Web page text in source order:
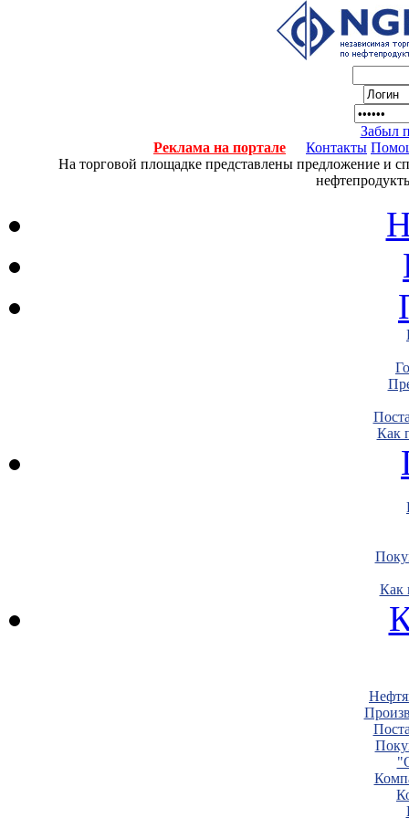
Забыл
Реклама на портале
Контакты
На торговой площадке представлены предложение и
Как
Как